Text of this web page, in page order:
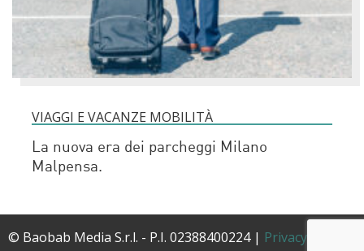
VIAGGI E VACANZE MOBILITÀ
La nuova era dei parcheggi Milano
Malpensa.
© Baobab Media S.r.l. - P.I. 02388400224 | Privacy Policy